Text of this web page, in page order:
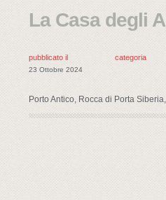
La Casa degli
pubblicato il
23 Ottobre 2024
categoria
Porto Antico, Rocca di Porta